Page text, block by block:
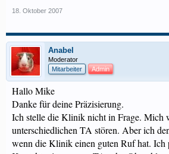
18. Oktober 2007
Anabel
Moderator
Mitarbeiter
Admin
Hallo Mike
Danke für deine Präzisierung.
Ich stelle die Klinik nicht in Frage. Mich
unterschiedlichen TA stören. Aber ich
wenn die Klinik einen guten Ruf hat. Ich